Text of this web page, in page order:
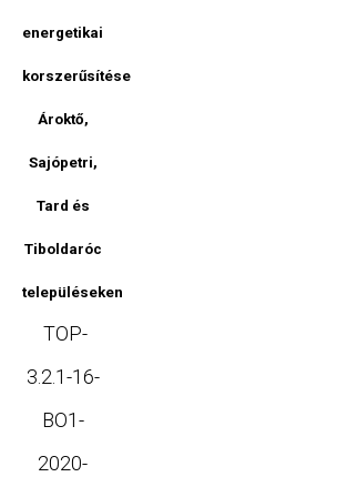
energetikai
korszerűsítése
Ároktő,
Sajópetri,
Tard és
Tiboldaróc
településeken
TOP-
3.2.1-16-
BO1-
2020-